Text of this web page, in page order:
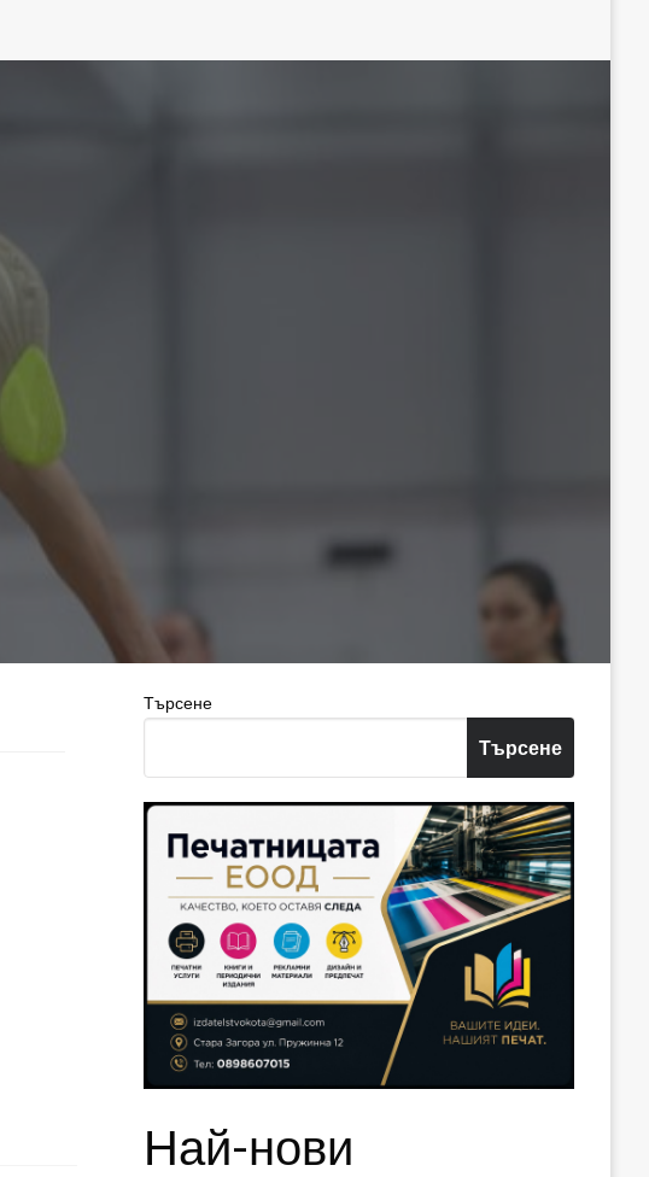
Търсене
Търсене
Най-нови